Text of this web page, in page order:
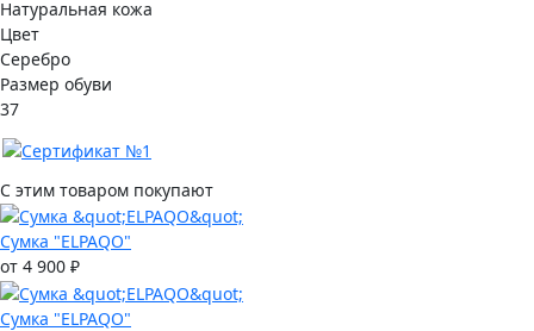
Натуральная кожа
Цвет
Серебро
Размер обуви
37
С этим товаром покупают
Сумка "ELPAQO"
от 4 900 ₽
Сумка "ELPAQO"